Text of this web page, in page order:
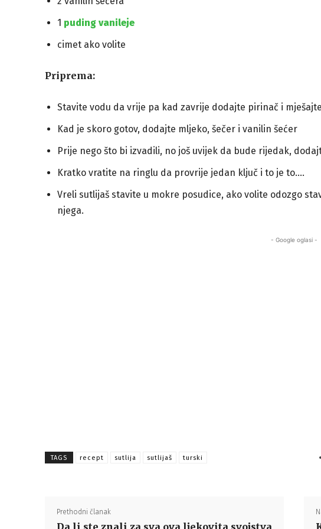
1 puding vanileje
cimet ako volite
Priprema:
Stavite vodu da vrije pa kad zavrije dodajte pirinač i
Kad je skoro gotov, dodajte mljeko, šečer i vanilin šećer
Prije nego što bi izvadili, no još uvijek da bude rijedak,
Kratko vratite na ringlu da provrije jedan ključ i to je to….
Vreli sutlijaš stavite u mokre posudice, ako volite odozgo
njega.
- Google oglasi -
TAGS recept sutlija sutlijaš turski
Prethodni članak
Da li ste znali za sva ova ljekovita svojstva